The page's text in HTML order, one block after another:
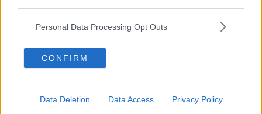
Personal Data Processing Opt Outs
CONFIRM
Data Deletion Data Access Privacy Policy
L’artista ha iniziato la sua opera oggi pomeriggio, ispirandosi alla
“cultura della pace”, un tema particolarmente caro a Sansepolcro.